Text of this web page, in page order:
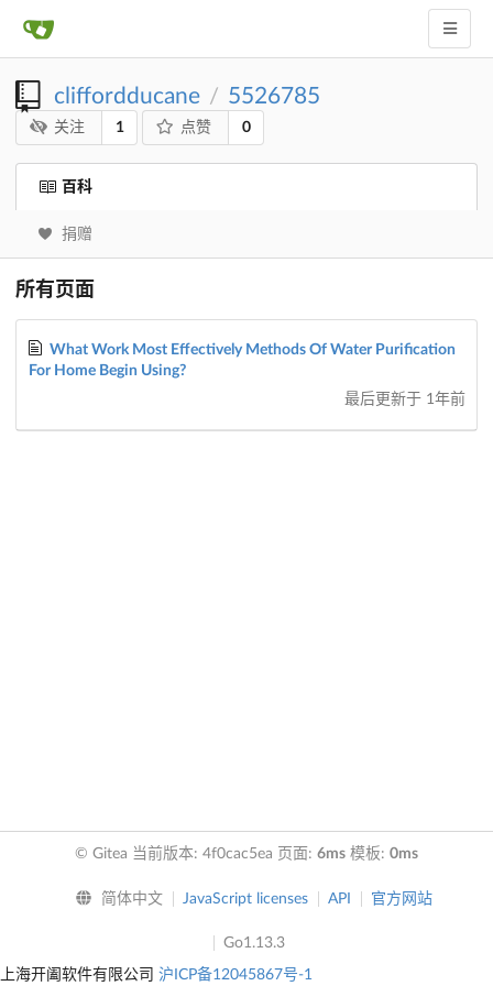
cliffordducane / 5526785
关注 1 点赞 0
百科
捐赠
所有页面
What Work Most Effectively Methods Of Water Purification
For Home Begin Using?
最后更新于 1年前
© Gitea 当前版本: 4f0cac5ea 页面: 6ms 模板: 0ms
简体中文 JavaScript licenses API 官方网站
Go1.13.3
上海开阖软件有限公司 沪ICP备12045867号-1